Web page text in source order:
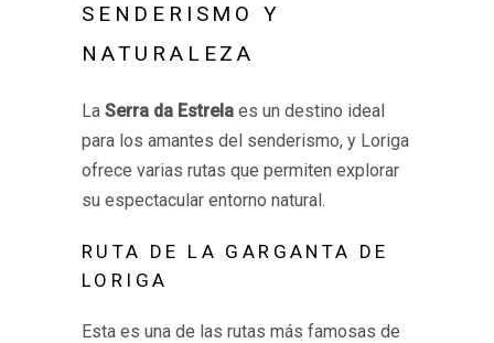
SENDERISMO Y
NATURALEZA
La Serra da Estrela es un destino ideal
para los amantes del senderismo, y Loriga
ofrece varias rutas que permiten explorar
su espectacular entorno natural.
RUTA DE LA GARGANTA DE
LORIGA
Esta es una de las rutas más famosas de